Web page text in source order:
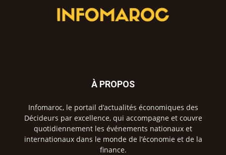
À PROPOS
Infomaroc, le portail d’actualités économiques des
Décideurs par excellence, qui accompagne et couvre
quotidiennement les événements nationaux et
internationaux dans le monde de l’économie et de la
finance.